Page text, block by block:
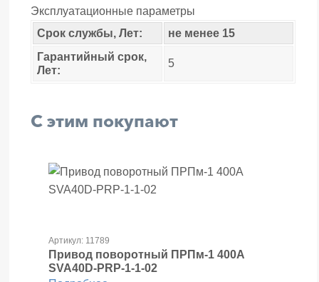
Эксплуатационные параметры
Срок службы, Лет:
не менее 15
Гарантийный срок,
Лет:
5
С этим покупают
Артикул: 11789
Привод поворотный ПРПм-1 400А
SVA40D-PRP-1-1-02